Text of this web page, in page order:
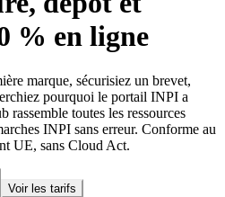
% en ligne
marque, sécurisiez un brevet,
pourquoi le portail INPI a
rassemble toutes les ressources
INPI sans erreur. Conforme au
UE, sans Cloud Act.
Voir les tarifs